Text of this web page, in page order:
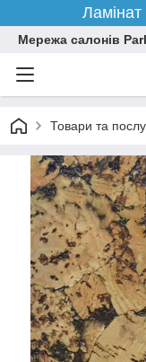
Мережа салонів
Товари та